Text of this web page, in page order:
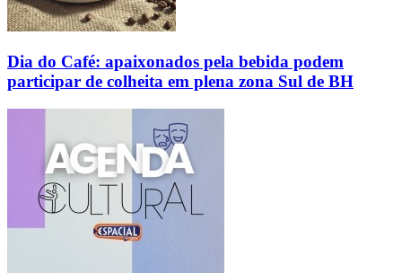
Dia do Café: apaixonados pela bebida podem
participar de colheita em plena zona Sul de BH